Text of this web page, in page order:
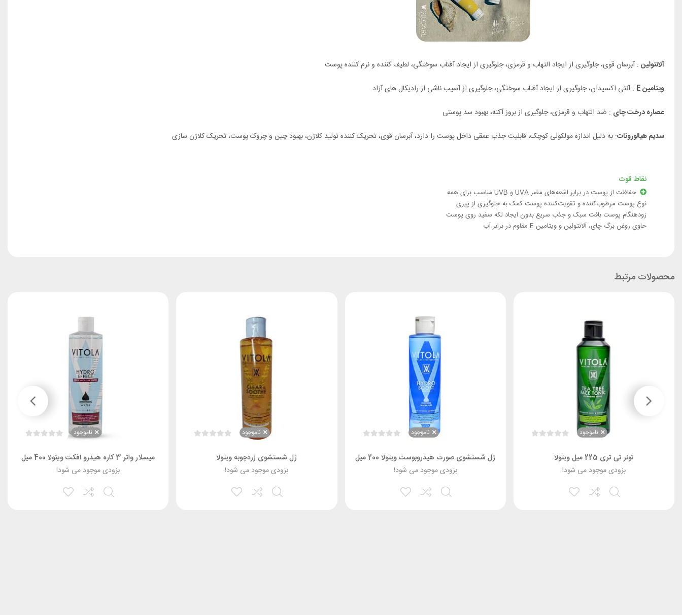
آلانتوئین : آبرسان قوی، جلوگیری از ایجاد التهاب و قرمزی، جلوگیری از ایجاد آفتاب سوختگی، لطیف کننده و نرم کننده پوست
ویتامین E
: آنتی اکسیدان، جلوگیری از ایجاد آفتاب سوختگی، جلوگیری از آسیب ناشی از رادیکال های آزاد
عصاره درخت چای : ضد التهاب و قرمزی، جلوگیری از بروز آکنه، بهبود سد پوستی
سدیم هیالورونات: به دلیل اندازه مولکولی کوچک، قابلیت جذب عمقی داخل پوست را دارد، آبرسان قوی، تحریک کننده تولید کلاژن، بهبود چین و چروک پوست، تحریک کلاژن سازی
نقاط قوت
حفاظت از پوست در برابر اشعه‌های مضر UVA و UVB مناسب برای همه
نوع پوست مرطوب‌کننده و تقویت‌کننده پوست کمک به جلوگیری از پیری
زودهنگام پوست بافت سبک و جذب سریع بدون ایجاد لکه سفید روی پوست
حاوی روغن برگ چای، آلانتوئین و ویتامین E مقاوم در برابر آب
محصولات مرتبط
ناموجود
تونر تی تری 225 میل ویتولا
بزودی موجود می شود!
ناموجود
ژل شستشوی صورت هیدروبوست ویتولا 200 میل
بزودی موجود می شود!
ناموجود
ژل شستشوی زردچوبه ویتولا
بزودی موجود می شود!
ناموجود
میسلار واتر 3 کاره هیدرو افکت ویتولا 400 میل
بزودی موجود می شود!